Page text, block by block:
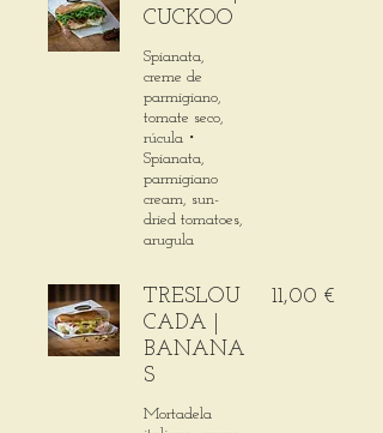
CUCKOO
Spianata,
creme de
parmigiano,
tomate seco,
rúcula・
Spianata,
parmigiano
cream, sun-
dried tomatoes,
arugula
TRESLOU
CADA |
BANANA
S
Mortadela
11,00 €